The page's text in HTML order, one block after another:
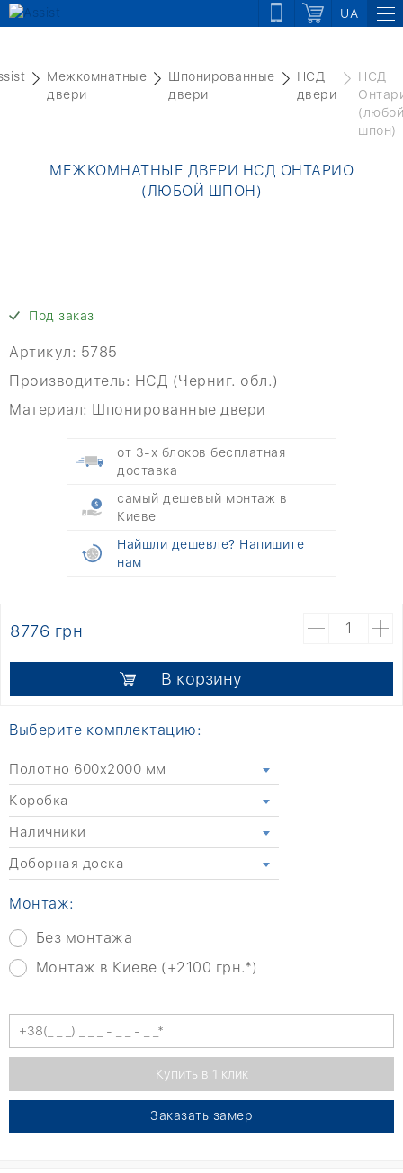
UA
Межкомнатные
двери
Шпонированные
двери
НСД
двери
НСД
шпон)
МЕЖКОМНАТНЫЕ ДВЕРИ НСД ОНТАРИО
(ЛЮБОЙ ШПОН)
Под заказ
Артикул: 5785
Производитель: НСД (Черниг. обл.)
Материал: Шпонированные двери
от 3-х блоков бесплатная
доставка
самый дешевый монтаж в
Киеве
Найшли дешевле? Напишите
нам
8776 грн
В корзину
Выберите комплектацию:
Полотно 600x2000 мм
Коробка
Наличники
Доборная доска
Монтаж:
Без монтажа
Монтаж в Киеве (+2100 грн.*)
Заказать замер